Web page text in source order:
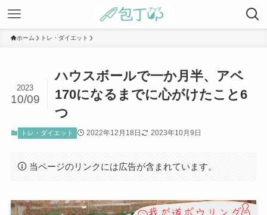
ホーム トレ・ダイエット
ハウスボールで一か月半、アベ
170になるまでに心がけたこと6
つ
2023
10/09
トレ・ダイエット 2022年12月18日 2023年10月9日
当ページのリンクには広告が含まれています。